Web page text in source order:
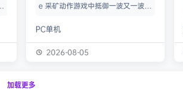
e 采矿动作游戏中抵御一波又一波外
朝地下深挖，寻找珍贵的资源和遗
物，将它们运回穹顶来解锁强力的升
PC单机
2026-08-05
加载更多